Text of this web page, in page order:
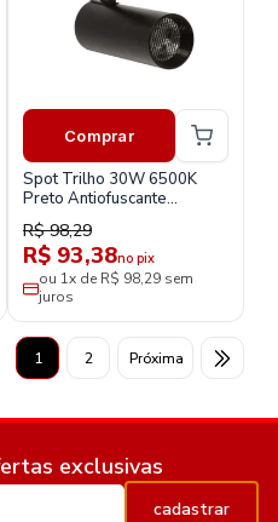
Comprar
Spot Trilho 30W 6500K
Preto Antiofuscante
Stp303562
R$ 98,29
R$ 93,38no pix
ou 1x de R$ 98,29 sem
juros
1 2 Próxima
exclusivas
cadastrar